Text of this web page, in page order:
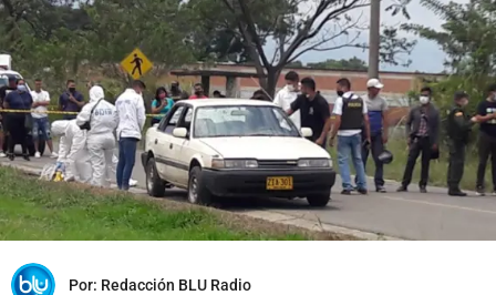
Por: Redacción BLU Radio